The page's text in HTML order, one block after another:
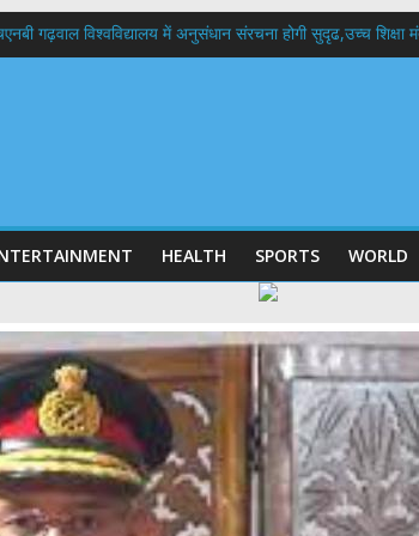
गढ़वाल विश्वविद्यालय में अनुसंधान संरचना होगी सुदृढ,उच्च शिक्षा
दिवस पर मुख्यमंत्री धामी ने उत्कृष्ट बुनकरों और हस्तशिल्प कारीगरों को
HEALTH SPORTS WORLD